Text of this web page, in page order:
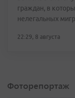
граждан, в
нелегальных
22:29, 8 августа
Фоторепортаж